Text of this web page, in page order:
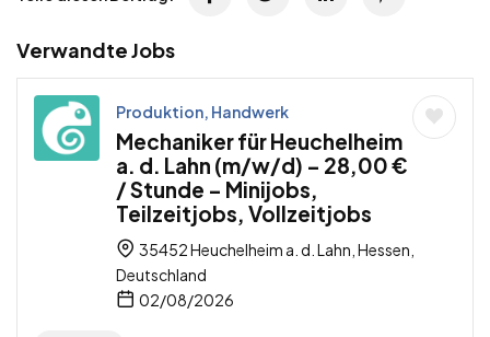
Verwandte Jobs
Produktion, Handwerk
Mechaniker für Heuchelheim
a. d. Lahn (m/w/d) – 28,00 €
/ Stunde – Minijobs,
Teilzeitjobs, Vollzeitjobs
35452 Heuchelheim a. d. Lahn, Hessen,
Deutschland
02/08/2026